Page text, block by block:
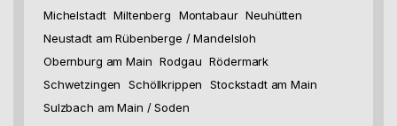
Michelstadt Miltenberg Montabaur Neuhütten
Neustadt am Rübenberge / Mandelsloh
Obernburg am Main Rodgau Rödermark
Schwetzingen
Schöllkrippen
Stockstadt am Main
Sulzbach am Main / Soden